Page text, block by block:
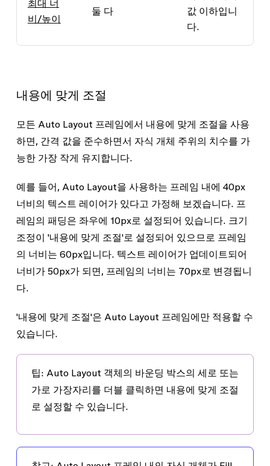
최대 너
비/높이
둘 다
값 이하입니
다.
내용에 맞게 조절
모든 Auto Layout 프레임에서 내용에 맞게 조절을 사용
하면, 간격 값을 준수하면서 자식 개체 주위의 치수를 가
능한 가장 작게 유지합니다.
예를 들어, Auto Layout을 사용하는 프레임 내에 40px
너비의 텍스트 레이어가 있다고 가정해 보겠습니다. 프
레임의 패딩은 좌우에 10px로 설정되어 있습니다. 크기
조정이 '내용에 맞게 조절'로 설정되어 있으므로 프레임
의 너비는 60px입니다. 텍스트 레이어가 업데이트되어
너비가 50px가 되면, 프레임의 너비는 70px로 변경됩니
다.
'내용에 맞게 조절'은 Auto Layout 프레임에만 적용할 수
있습니다.
팁: Auto Layout 객체의 바운딩 박스의 세로 또는
가로 가장자리를 더블 클릭하면 내용에 맞게 조절
로 설정할 수 있습니다.